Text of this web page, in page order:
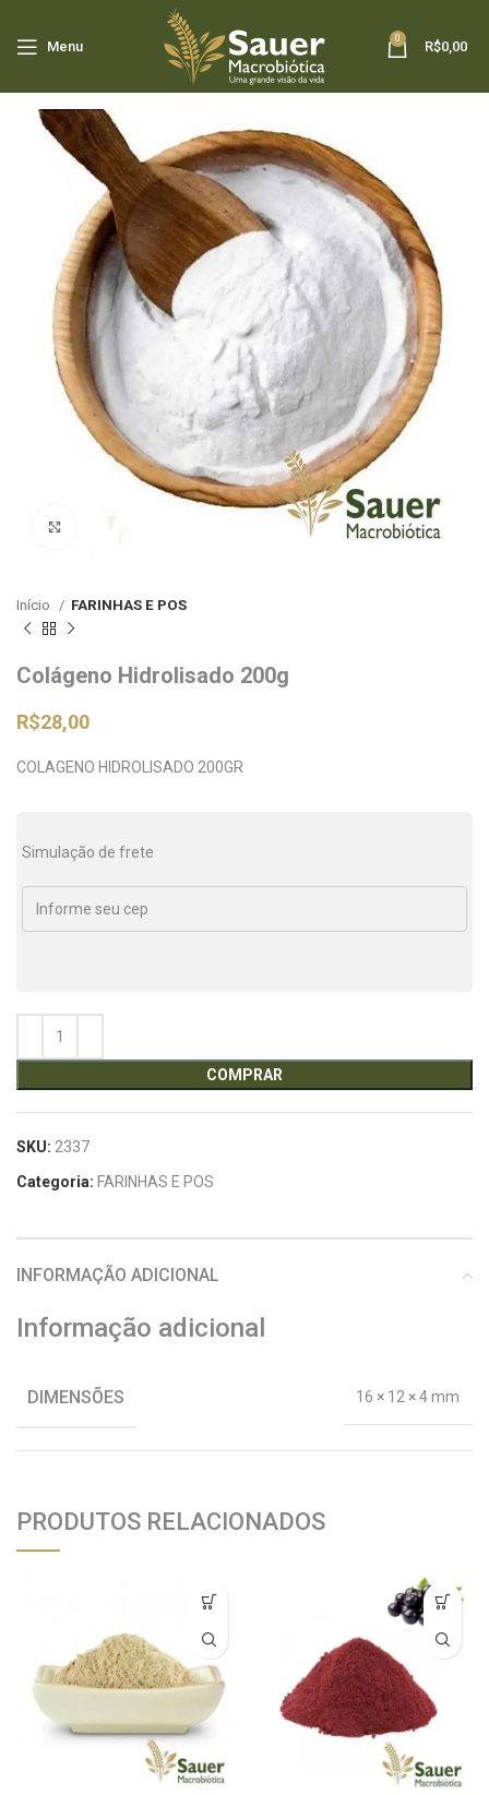
Menu
0
R$0,00
Início FARINHAS E POS
Colágeno Hidrolisado 200g
R$28,00
COLAGENO HIDROLISADO 200GR
Simulação de frete
COMPRAR
SKU: 2337
Categoria: FARINHAS E POS
INFORMAÇÃO ADICIONAL
Informação adicional
DIMENSÕES 16 × 12 × 4 mm
PRODUTOS RELACIONADOS